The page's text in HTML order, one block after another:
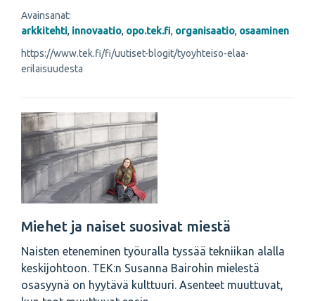
Avainsanat:
arkkitehti, innovaatio, opo.tek.fi, organisaatio, osaaminen
https://www.tek.fi/fi/uutiset-blogit/tyoyhteiso-elaa-
erilaisuudesta
Miehet ja naiset suosivat miestä
Naisten eteneminen työuralla tyssää tekniikan alalla
keskijohtoon. TEK:n Susanna Bairohin mielestä
osasyynä on hyytävä kulttuuri. Asenteet muuttuvat,